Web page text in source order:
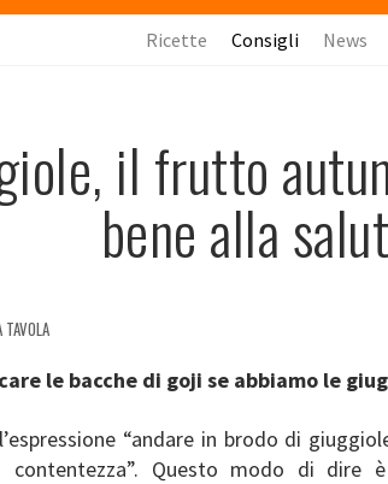
Ricette Consigli News
il frutto
bene alla
TAVOLA
le bacche di goji se abbiamo le
“andare in brodo di
contentezza”. Questo modo di dire